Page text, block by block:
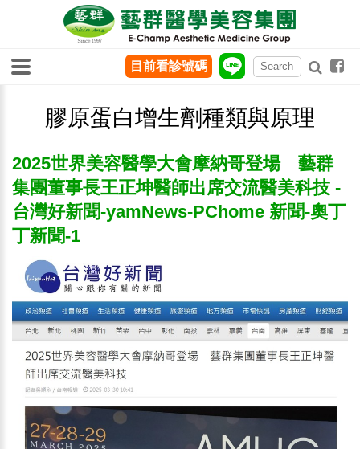
膠原蛋白增生劑種類與原理
2025世界美容醫學大會摩納哥登場 藝群
集團董事長王正坤醫師出席交流醫美科技 -
台灣好新聞-yamNews-PChome 新聞-奧丁
丁新聞-1
目前看診號碼